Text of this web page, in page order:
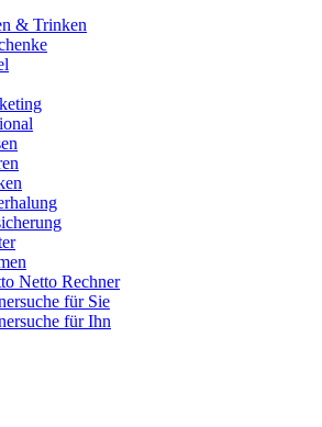
& Trinken
Netto Rechner
für Sie
für Ihn